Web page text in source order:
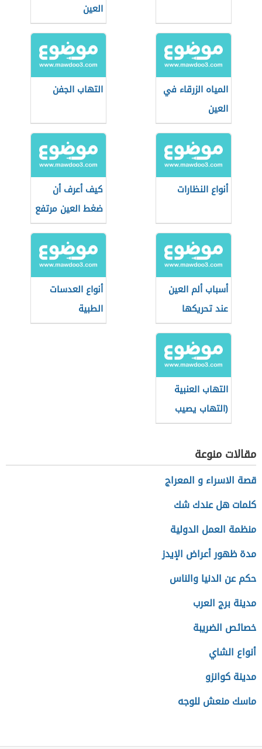
العين
المياه الزرقاء في
العين
التهاب الجفن
أنواع النظارات
كيف أعرف أن
ضغط العين مرتفع
أسباب ألم العين
عند تحريكها
أنواع العدسات
الطبية
واستخداماتها
التهاب العنبية
(التهاب يصيب
العين)
مقالات منوعة
قصة الاسراء و المعراج
كلمات هل عندك شك
منظمة العمل الدولية
مدة ظهور أعراض الإيدز
حكم عن الدنيا والناس
مدينة برج العرب
خصائص الضريبة
أنواع الشاي
مدينة كوانزو
ماسك منعش للوجه